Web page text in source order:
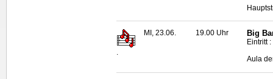
.
MI, 23.06. 19.00 Uhr Big
Eintritt
Aula